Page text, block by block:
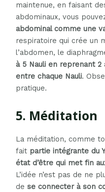
maintenue, en faisant
abdominaux, vous
abdominal comme une
respiratoire qui crée un
l’abdomen, le
à 5 Nauli en reprenant
entre chaque Nauli.
pratique.
5. Méditation
La méditation, comme
fait partie intégrante du
état d’être qui met fin
L’idée n’est pas de ne
dese connecter à son